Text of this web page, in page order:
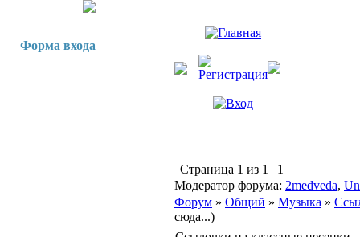
Форма входа
Страница 1 из 1
1
Модератор форума: 2medveda,
Форум » Общий » Музыка »
сюда...)